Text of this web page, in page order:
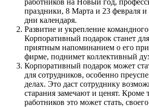
праздники, 8 Марта и 23 февраля и
дни календаря.
Развитие и укрепление
Корпоративный подарок станет
приятным напоминанием о его
фирме, поднимет коллективный
Корпоративный подарок может
для сотрудников, особенно
делах. Это даст сотруднику
старания замечают и ценят. Кроме
работников это может стать,